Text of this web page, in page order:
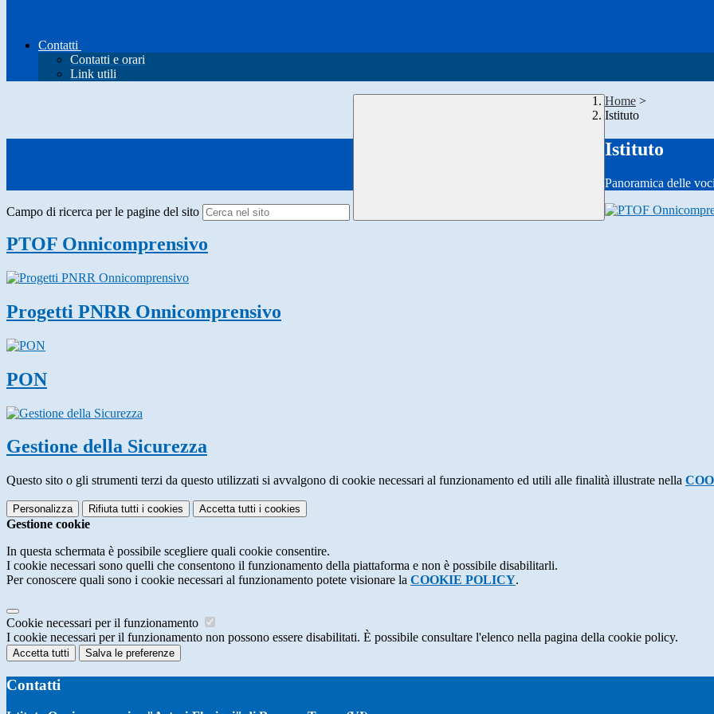
Contatti
Contatti e orari
Link utili
Campo di ricerca per le pagine del sito
Home >
Istituto
Istituto
Panoramica delle
PTOF Onnicomprensivo
Progetti PNRR Onnicomprensivo
PON
Gestione della Sicurezza
Questo sito o gli strumenti terzi da questo utilizzati si avvalgono di cookie necessari al funzionamento ed utili alle finalità illustrate nella
Personalizza Rifiuta tutti i cookies Accetta tutti i cookies
Gestione cookie
In questa schermata è possibile scegliere quali cookie consentire.
I cookie necessari sono quelli che consentono il funzionamento della piattaforma e non è possibile disabilitarli.
Per conoscere quali sono i cookie necessari al funzionamento potete visionare la COOKIE POLICY.
Cookie necessari per il funzionamento
I cookie necessari per il funzionamento non possono essere disabilitati. È possibile consultare l'elenco nella pagina della cookie policy.
Accetta tutti Salva le preferenze
Contatti